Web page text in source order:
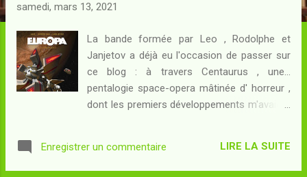
samedi, mars 13, 2021
La bande formée par Leo , Rodolphe et
Janjetov a déjà eu l'occasion de passer sur
ce blog : à travers Centaurus , une...
pentalogie space-opera mâtinée d' horreur ,
dont les premiers développements m'avaient
défigurée par un sticker "Par les auteurs de
Centaurus " : de mémoire, la dernière case
Enregistrer un commentaire LIRE LA SUITE